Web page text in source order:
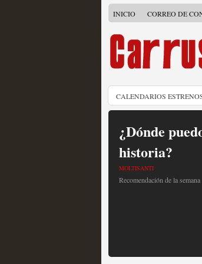
INICIO CORREO DE
CALENDARIOS
¿Dónde
historia?
MOLTISANTI
Recomendación de la semana